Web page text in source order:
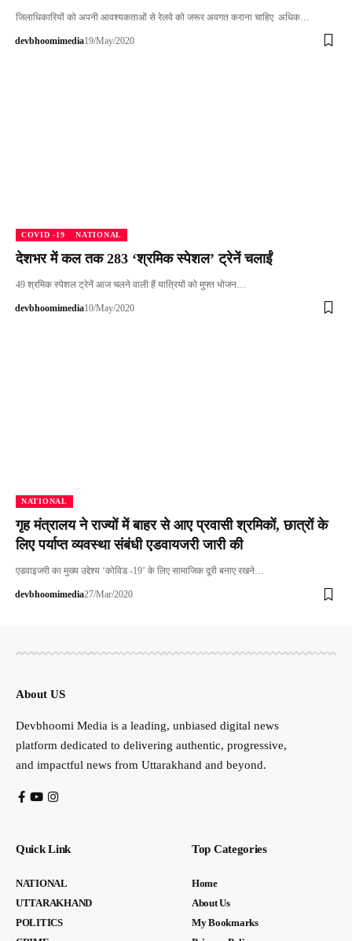
जिलाधिकारियों को अपनी आवश्यकताओं से रेलवे को जरूर अवगत कराना चाहिए अधिक…
devbhoomimedia19/May/2020
COVID -19 NATIONAL
देशभर में कल तक 283 ‘श्रमिक स्पेशल’ ट्रेनें चलाईं
49 श्रमिक स्पेशल ट्रेनें आज चलने वाली हैं यात्रियों को मुफ्त भोजन…
devbhoomimedia10/May/2020
NATIONAL
गृह मंत्रालय ने राज्यों में बाहर से आए प्रवासी श्रमिकों, छात्रों के
लिए पर्याप्त व्यवस्था संबंधी एडवायजरी जारी की
एडवाइजरी का मुख्‍य उद्देश्‍य ‘कोविड -19’ के लिए सामाजिक दूरी बनाए रखने…
devbhoomimedia27/Mar/2020
About US
Devbhoomi Media is a leading, unbiased digital news
platform dedicated to delivering authentic, progressive,
and impactful news from Uttarakhand and beyond.
Quick Link
NATIONAL
UTTARAKHAND
POLITICS
Top Categories
Home
About Us
My Bookmarks